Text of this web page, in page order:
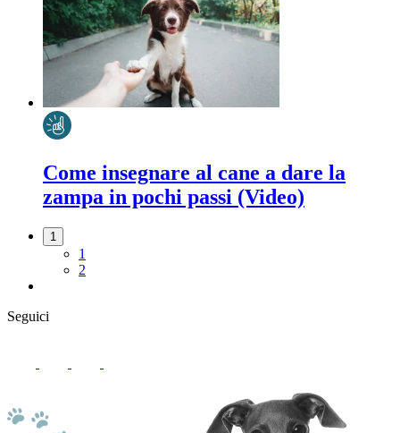
Come insegnare al cane a dare la
zampa in pochi passi (Video)
1
1
2
Seguici